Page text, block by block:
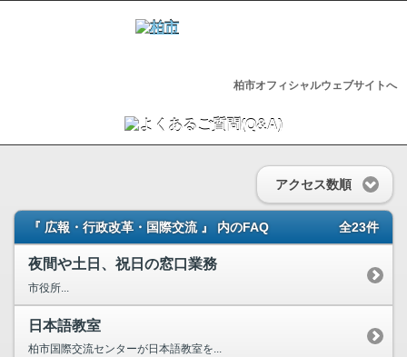
柏市オフィシャルウェブサイトへ
アクセス数順
『 広報・行政改革・国際交流 』 内のFAQ 全23件
夜間や土日、祝日の窓口業務
市役所...
日本語教室
柏市国際交流センターが日本語教室を...